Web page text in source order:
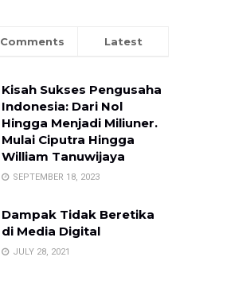
Comments Latest
Kisah Sukses Pengusaha
Indonesia: Dari Nol
Hingga Menjadi Miliuner.
Mulai Ciputra Hingga
William Tanuwijaya
SEPTEMBER 18, 2023
Dampak Tidak Beretika
di Media Digital
JULY 28, 2021